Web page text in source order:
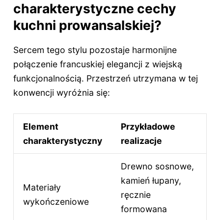
charakterystyczne cechy
kuchni prowansalskiej?
Sercem tego stylu pozostaje harmonijne
połączenie francuskiej elegancji z wiejską
funkcjonalnością. Przestrzeń utrzymana w tej
konwencji wyróżnia się:
Element
charakterystyczny
Przykładowe
realizacje
Materiały
wykończeniowe
Drewno sosnowe,
kamień łupany,
ręcznie
formowana